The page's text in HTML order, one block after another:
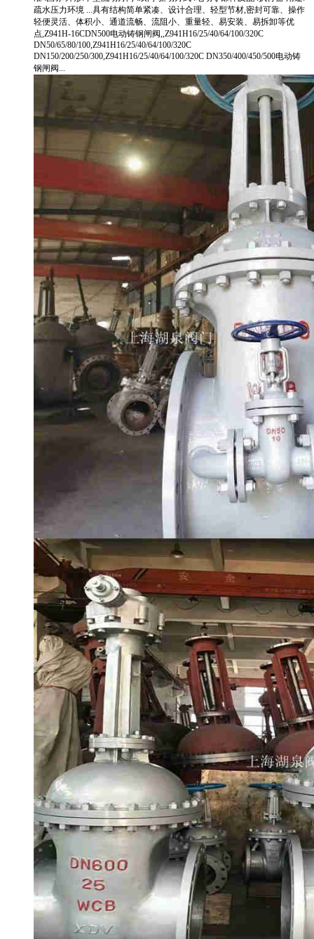
疏水压力环境 ...具有结构简单紧凑、设计合理、轻型节材,密封可靠、操作
轻便灵活、体积小、通道流畅、流阻小、重量轻、易安装、易拆卸等优
点,Z941H-16CDN500电动铸钢闸阀,,Z941H16/25/40/64/100/320C
DN50/65/80/100,Z941H16/25/40/64/100/320C
DN150/200/250/300,Z941H16/25/40/64/100/320C DN350/400/450/500电动铸
钢闸阀...